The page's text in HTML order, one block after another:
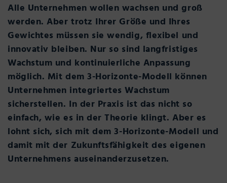
Alle Unternehmen wollen wachsen und groß
werden. Aber trotz Ihrer Größe und Ihres
Gewichtes müssen sie wendig, flexibel und
innovativ bleiben. Nur so sind langfristiges
Wachstum und kontinuierliche Anpassung
möglich. Mit dem 3-Horizonte-Modell können
Unternehmen integriertes Wachstum
sicherstellen. In der Praxis ist das nicht so
einfach, wie es in der Theorie klingt. Aber es
lohnt sich, sich mit dem 3-Horizonte-Modell und
damit mit der Zukunftsfähigkeit des eigenen
Unternehmens auseinanderzusetzen.